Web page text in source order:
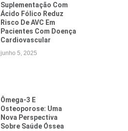
Suplementação Com
Ácido Fólico Reduz
Risco De AVC Em
Pacientes Com Doença
Cardiovascular
junho 5, 2025
Ômega-3 E
Osteoporose: Uma
Nova Perspectiva
Sobre Saúde Óssea